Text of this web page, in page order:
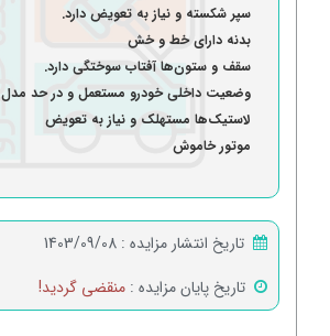
سپر شکسته و نیاز به تعویض دارد.
بدنه دارای خط و خش
سقف و ستون‌ها آفتاب سوختگی دارد.
وضعیت داخلی خودرو مستعمل و در حد مدل
لاستیک‌ها مستهلک و نیاز به تعویض
موتور خاموش
تاریخ انتشار مزایده : 1403/09/08
تاریخ پایان مزایده : منقضی گردید!